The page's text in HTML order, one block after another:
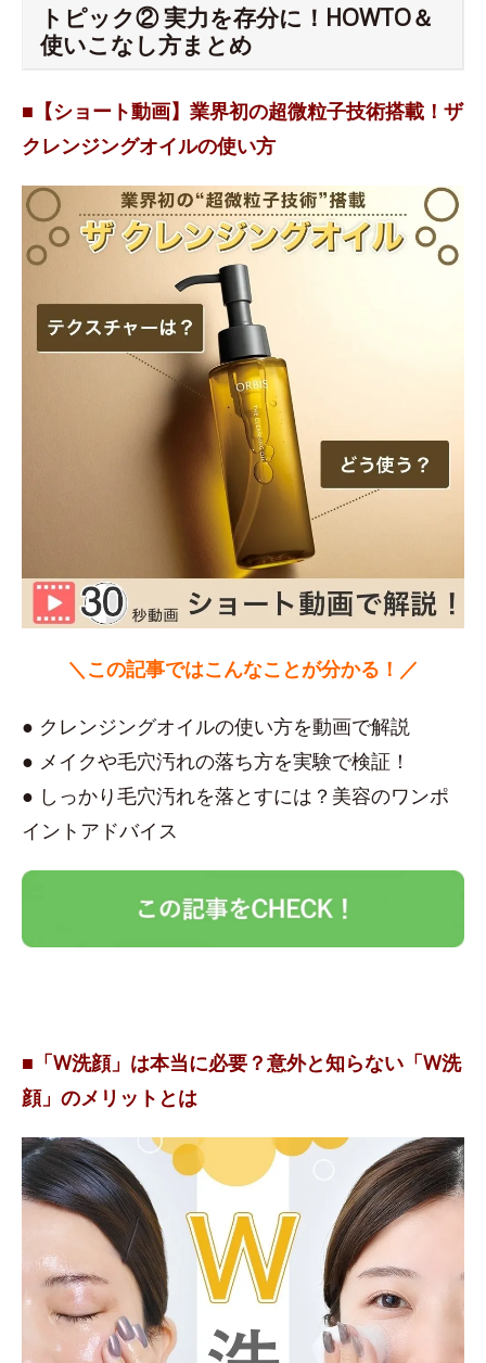
トピック② 実力を存分に！HOWTO＆
使いこなし方まとめ
■【ショート動画】業界初の超微粒子技術搭載！ザ
クレンジングオイルの使い方
＼この記事ではこんなことが分かる！／
● クレンジングオイルの使い方を動画で解説
● メイクや毛穴汚れの落ち方を実験で検証！
● しっかり毛穴汚れを落とすには？美容のワンポ
イントアドバイス
■「W洗顔」は本当に必要？意外と知らない「W洗
顔」のメリットとは